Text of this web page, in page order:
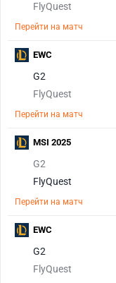
FlyQuest
Перейти на матч
G2
FlyQuest
Перейти на матч
EWC
G2
FlyQuest
Перейти на матч
MSI 2025
G2
FlyQuest
EWC